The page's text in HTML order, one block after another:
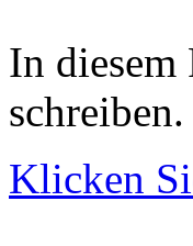
In diesem
schreiben.
Klicken